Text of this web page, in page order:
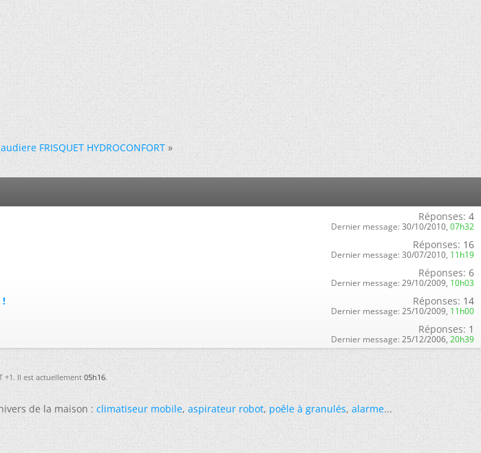
FRISQUET HYDROCONFORT »
Réponses: 4
Dernier message: 30/10/2010, 07h32
Réponses: 16
Dernier message: 30/07/2010, 11h19
Réponses: 6
Dernier message: 29/10/2009, 10h03
! Réponses: 14
Dernier message: 25/10/2009, 11h00
Réponses: 1
Dernier message: 25/12/2006, 20h39
+1. Il est actuellement05h16.
de la maison :climatiseur mobile,aspirateur robot,poêle à granulés,alarme...